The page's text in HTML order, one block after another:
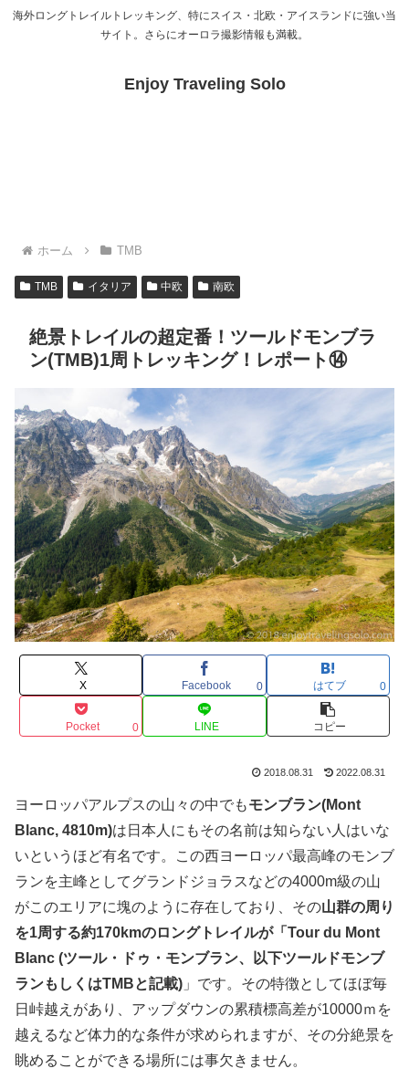
海外ロングトレイルトレッキング、特にスイス・北欧・アイスランドに強い当
サイト。さらにオーロラ撮影情報も満載。
Enjoy Traveling Solo
ホーム TMB
TMB イタリア 中欧 南欧
絶景トレイルの超定番！ツールドモンブラ
ン(TMB)1周トレッキング！レポート⑭
X Facebook 0 はてブ 0
Pocket 0 LINE コピー
2018.08.31 2022.08.31
ヨーロッパアルプスの山々の中でもモンブラン(Mont
Blanc, 4810m)は日本人にもその名前は知らない人はいな
いというほど有名です。この西ヨーロッパ最高峰のモンブ
ランを主峰としてグランドジョラスなどの4000m級の山
がこのエリアに塊のように存在しており、その山群の周り
を1周する約170kmのロングトレイルが「Tour du Mont
Blanc (ツール・ドゥ・モンブラン、以下ツールドモンブ
ランもしくはTMBと記載) 」です。その特徴としてほぼ毎
日峠越えがあり、アップダウンの累積標高差が10000ｍを
越えるなど体力的な条件が求められますが、その分絶景を
眺めることができる場所には事欠きません。